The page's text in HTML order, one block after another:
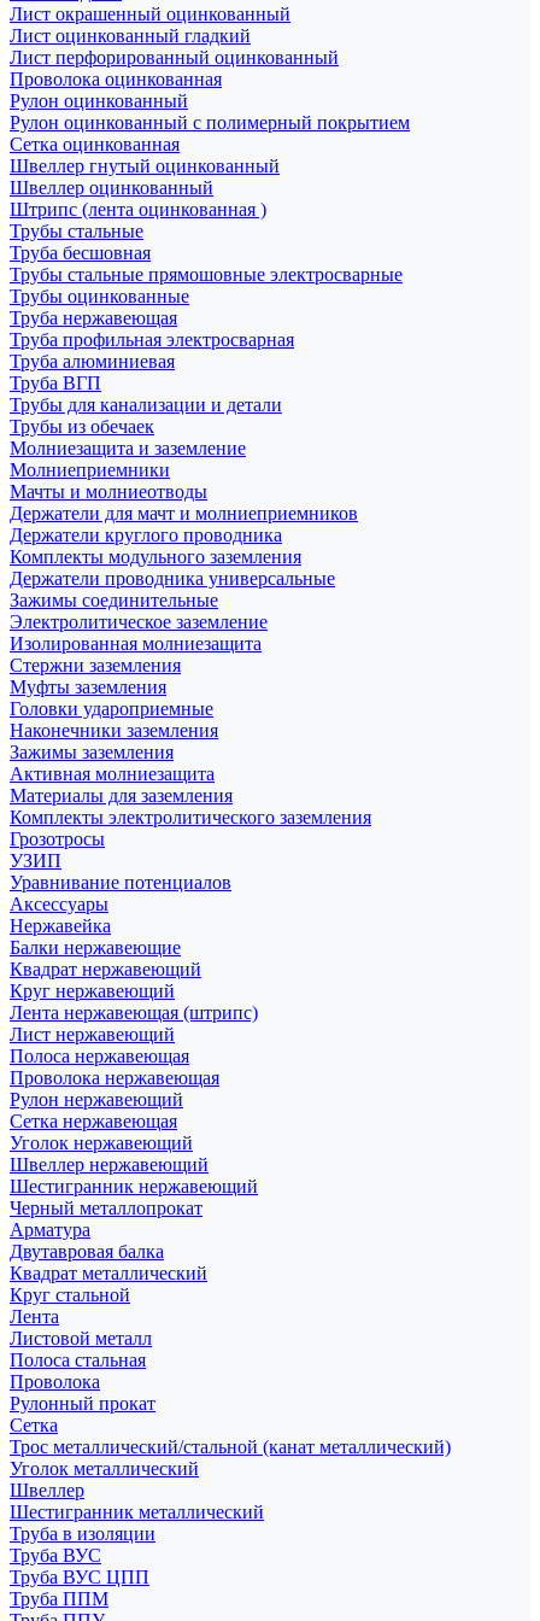
Лист окрашенный оцинкованный
Лист оцинкованный гладкий
Лист перфорированный оцинкованный
Проволока оцинкованная
Рулон оцинкованный
Рулон оцинкованный с полимерный покрытием
Сетка оцинкованная
Швеллер гнутый оцинкованный
Швеллер оцинкованный
Штрипс (лента оцинкованная )
Трубы стальные
Труба бесшовная
Трубы стальные прямошовные электросварные
Трубы оцинкованные
Труба нержавеющая
Труба профильная электросварная
Труба алюминиевая
Труба ВГП
Трубы для канализации и детали
Трубы из обечаек
Молниезащита и заземление
Молниеприемники
Мачты и молниеотводы
Держатели для мачт и молниеприемников
Держатели круглого проводника
Комплекты модульного заземления
Держатели проводника универсальные
Зажимы соединительные
Электролитическое заземление
Изолированная молниезащита
Стержни заземления
Муфты заземления
Головки удароприемные
Наконечники заземления
Зажимы заземления
Активная молниезащита
Материалы для заземления
Комплекты электролитического заземления
Грозотросы
УЗИП
Уравнивание потенциалов
Аксессуары
Нержавейка
Балки нержавеющие
Квадрат нержавеющий
Круг нержавеющий
Лента нержавеющая (штрипс)
Лист нержавеющий
Полоса нержавеющая
Проволока нержавеющая
Рулон нержавеющий
Сетка нержавеющая
Уголок нержавеющий
Швеллер нержавеющий
Шестигранник нержавеющий
Черный металлопрокат
Арматура
Двутавровая балка
Квадрат металлический
Круг стальной
Лента
Листовой металл
Полоса стальная
Проволока
Рулонный прокат
Сетка
Трос металлический/стальной (канат металлический)
Уголок металлический
Швеллер
Шестигранник металлический
Труба в изоляции
Труба ВУС
Труба ВУС ЦПП
Труба ППМ